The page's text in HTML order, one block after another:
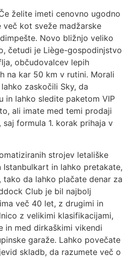
želite imeti cenovno ugodno
kot sveže madžarske
Novo bližnjo veliko
četudi je Liège-gospodinjstvo
občudovalcev lepih
na kar 50 km v rutini. Morali
zaskočili Sky, da
in lahko sledite paketom VIP
ali imate med temi prodaji
formula 1. korak prihaja v
strojev letališke
in lahko pretakate,
da lahko plačate denar za
Club je bil najbolj
več 40 let, z drugimi in
z velikimi klasifikacijami,
in med dirkaškimi vikendi
garaže. Lahko povečate
skladb, da razumete več o